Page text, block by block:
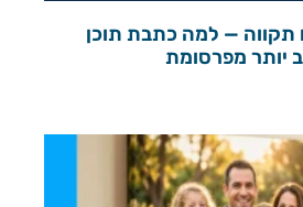
— למה כתבת תוכן
יותר מפרסומת